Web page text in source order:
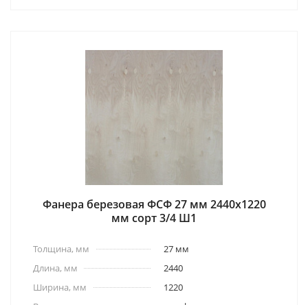
Фанера березовая ФСФ 27 мм 2440x1220
мм сорт 3/4 Ш1
Толщина, мм
27 мм
Длина, мм
2440
Ширина, мм
1220